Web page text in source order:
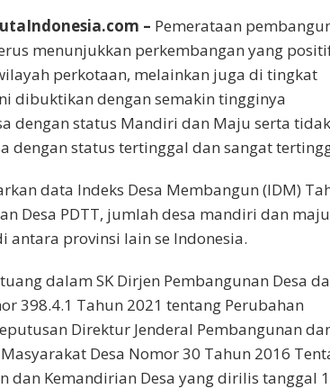
– Pemerataan
menunjukkan perkembangan yang
perkotaan, melainkan juga di tingkat
dibuktikan dengan semakin tingginya
dengan status Mandiri dan Maju serta tidak
dengan status tertinggal dan sangat
data Indeks Desa Membangun (IDM)
Desa PDTT, jumlah desa mandiri dan
antara provinsi lain se Indonesia.
dalam SK Dirjen Pembangunan Desa
398.4.1 Tahun 2021 tentang Perubahan
Direktur Jenderal Pembangunan
Desa Nomor 30 Tahun 2016
dan Kemandirian Desa yang dirilis tanggal